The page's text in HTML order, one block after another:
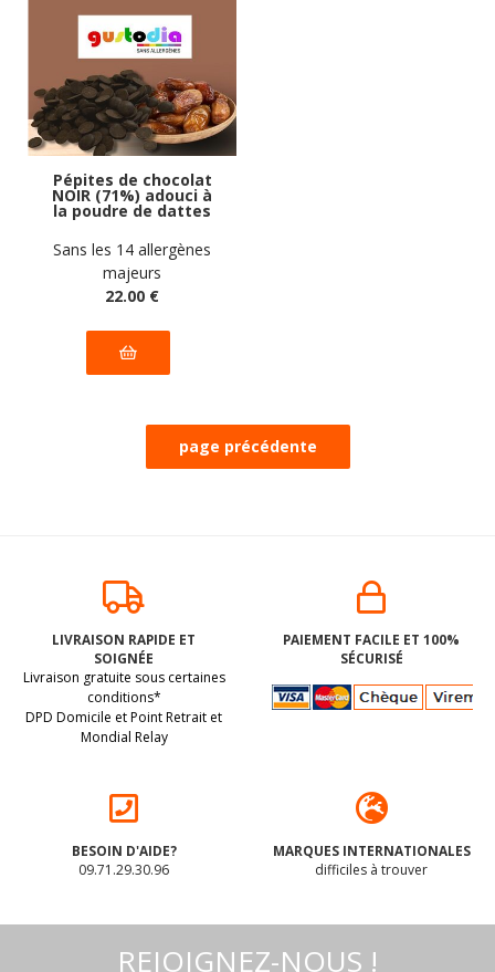
Pépites de chocolat
NOIR (71%) adouci à
la poudre de dattes
allergènes Gustodia :
500g
Sans les 14 allergènes
majeurs
22.00 €
LIVRAISON RAPIDE ET
SOIGNÉE
Livraison gratuite sous certaines
conditions*
DPD Domicile et Point Retrait et
Mondial Relay
PAIEMENT FACILE ET 100%
SÉCURISÉ
BESOIN D'AIDE?
09.71.29.30.96
MARQUES INTERNATIONALES
difficiles à trouver
REJOIGNEZ-NOUS !